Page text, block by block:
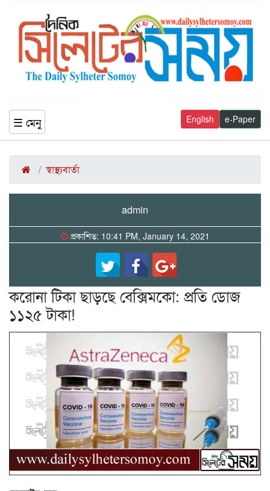
☰ মেনু e-Paper
English
স্বাস্থ্যবার্তা
admin
প্রকাশিত: 10:41 PM, January 14, 2021
করোনা টিকা ছাড়ছে বেক্সিমকো: প্রতি ডোজ
১১২৫ টাকা!